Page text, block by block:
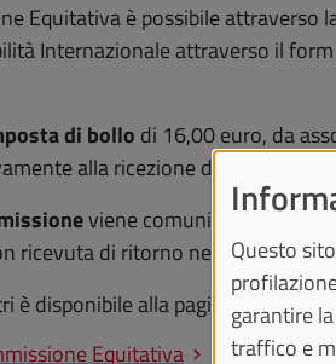
Equitativa è possibile attraverso
Internazionale attraverso il
di bollo di 16,00 euro, da
alla ricezione dell'istanza.
viene comunicata
ricevuta di ritorno nel caso di non
è disponibile alla pagina della
Equitativa
Questo
garantire
traffico e